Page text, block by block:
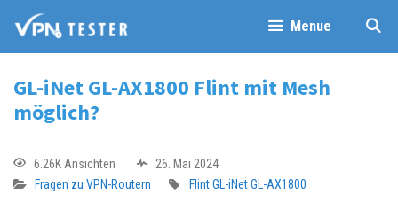
Menue
GL-iNet GL-AX1800 Flint mit Mesh
möglich?
6.26K Ansichten
26. Mai 2024
Fragen zu VPN-Routern
FlintGL-iNet GL-AX1800